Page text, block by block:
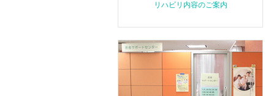
リハビリ内容のご案内